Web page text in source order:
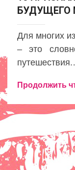
Для многих
– это
Продолжить